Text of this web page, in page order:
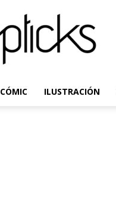
CÓMIC ILUSTRACIÓN